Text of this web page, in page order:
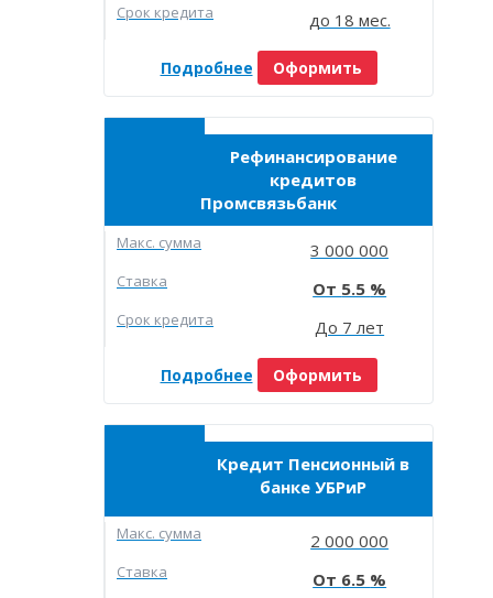
Срок кредита до 18 мес.
Подробнее Оформить
Рефинансирование
кредитов
Промсвязьбанк
Макc. сумма 3 000 000
Ставка 5.5
Срок кредита До 7 лет
Подробнее Оформить
Кредит Пенсионный в
банке УБРиР
Макc. сумма 2 000 000
Ставка 6.5